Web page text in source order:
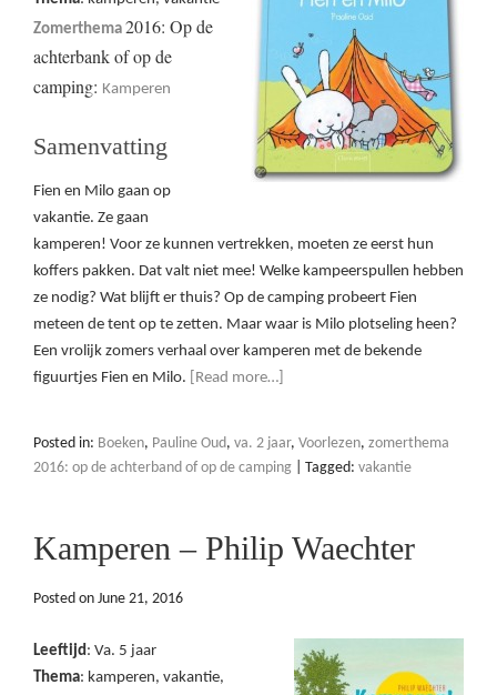
Zomerthema 2016: Op de
achterbank of op de
camping: Kamperen
Samenvatting
Fien en Milo gaan op
vakantie. Ze gaan
kamperen! Voor ze kunnen vertrekken, moeten ze eerst hun
koffers pakken. Dat valt niet mee! Welke kampeerspullen hebben
ze nodig? Wat blijft er thuis? Op de camping probeert Fien
meteen de tent op te zetten. Maar waar is Milo plotseling heen?
Een vrolijk zomers verhaal over kamperen met de bekende
figuurtjes Fien en Milo.
[Read more…]
Posted in: Boeken, Pauline Oud, va. 2 jaar, Voorlezen, zomerthema
2016: op de achterband of op de camping
Tagged: vakantie
Kamperen – Philip Waechter
Posted on June 21, 2016
Leeftijd: Va. 5 jaar
Thema: kamperen, vakantie,